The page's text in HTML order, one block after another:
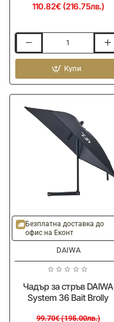
110.82€ (216.75лв.)
PRESTON
50
Brolly
Купи
-15%
Безплатна доставка до
офис на Еконт
DAIWA
Чадър за стръв DAIWA
System 36 Bait Brolly
99.70€ (195.00лв.)